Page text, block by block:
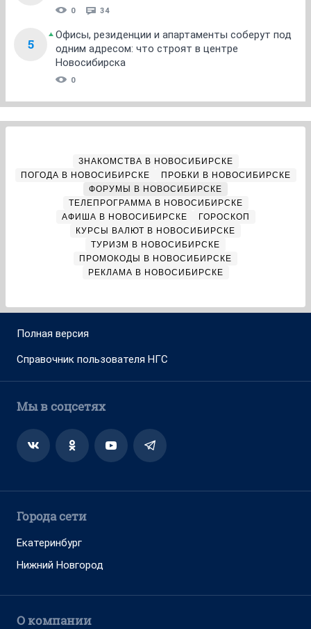
0 34
5
Офисы, резиденции и апартаменты соберут под
одним адресом: что строят в центре
Новосибирска
0
ЗНАКОМСТВА В НОВОСИБИРСКЕ
ПОГОДА В НОВОСИБИРСКЕ
ПРОБКИ В НОВОСИБИРСКЕ
ФОРУМЫ В НОВОСИБИРСКЕ
ТЕЛЕПРОГРАММА В НОВОСИБИРСКЕ
АФИША В НОВОСИБИРСКЕ
ГОРОСКОП
КУРСЫ ВАЛЮТ В НОВОСИБИРСКЕ
ТУРИЗМ В НОВОСИБИРСКЕ
ПРОМОКОДЫ В НОВОСИБИРСКЕ
РЕКЛАМА В НОВОСИБИРСКЕ
Полная версия
Справочник пользователя НГС
Мы в соцсетях
Города сети
Екатеринбург
Нижний Новгород
О компании